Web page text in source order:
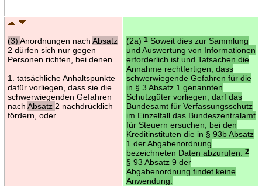
(3) Anordnungen nach Absatz
2 dürfen sich nur gegen
Personen richten, bei denen
1. tatsächliche Anhaltspunkte
dafür vorliegen, dass sie die
schwerwiegenden Gefahren
nach Absatz 2 nachdrücklich
fördern, oder
(2a) 1Soweit dies zur Sammlung
und Auswertung von Informationen
erforderlich ist und Tatsachen die
Annahme rechtfertigen, dass
schwerwiegende Gefahren für die
in § 3 Absatz 1 genannten
Schutzgüter vorliegen, darf das
Bundesamt für Verfassungsschutz
im Einzelfall das Bundeszentralamt
für Steuern ersuchen, bei den
Kreditinstituten die in § 93b Absatz
1 der Abgabenordnung
bezeichneten Daten abzurufen.
2
§ 93 Absatz 9 der
Abgabenordnung findet keine
Anwendung.